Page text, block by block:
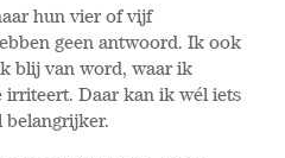
hun vier of vijf
geen antwoord. Ik ook
blij van word, waar ik
irriteert. Daar kan ik wél iets
belangrijker.